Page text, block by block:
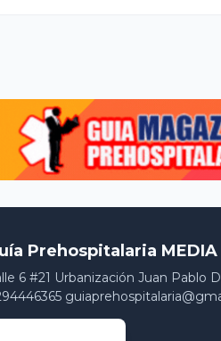
Prehospitalaria MEDIA
6 #21 Urbanización Juan Pablo